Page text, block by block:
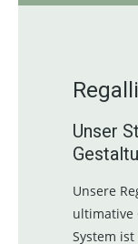
Unser
Unsere
ultimative
System